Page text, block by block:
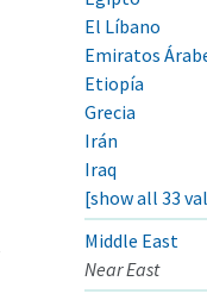
El Líbano
Emiratos
Etiopía
Grecia
Irán
Iraq
[show all 33
Middle East
Near East